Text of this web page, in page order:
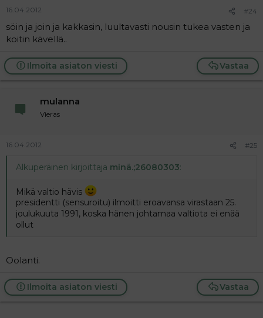
16.04.2012 #24
söin ja join ja kakkasin, luultavasti nousin tukea vasten ja
koitin kävellä..
Vastaa
Ilmoita asiaton viesti
mulanna
Vieras
16.04.2012 #25
Alkuperäinen kirjoittaja minä.;26080303:
Mikä valtio hävis
presidentti (sensuroitu) ilmoitti eroavansa virastaan 25.
joulukuuta 1991, koska hänen johtamaa valtiota ei enää
ollut
Oolanti.
Vastaa
Ilmoita asiaton viesti